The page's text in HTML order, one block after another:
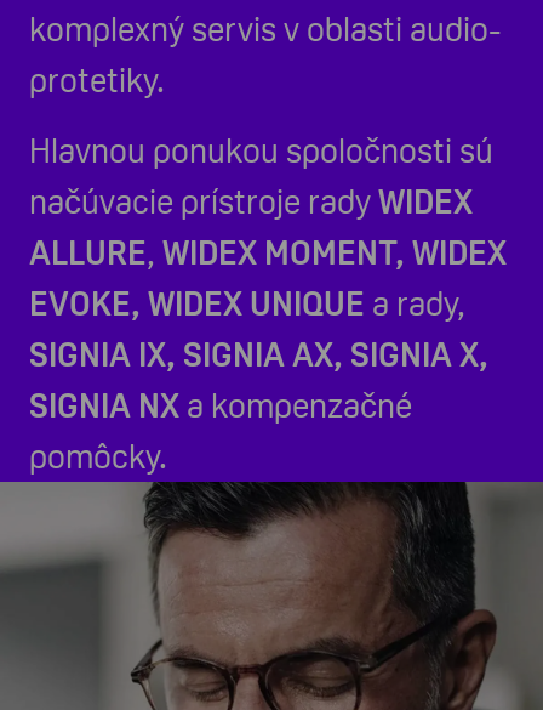
komplexný servis v oblasti audio-
protetiky.
Hlavnou ponukou spoločnosti sú
načúvacie prístroje radyWIDEX
ALLURE, WIDEX MOMENT, WIDEX
EVOKE, WIDEX UNIQUE a rady,
SIGNIA IX, SIGNIA AX, SIGNIA X,
SIGNIA NX a kompenzačné
pomôcky.